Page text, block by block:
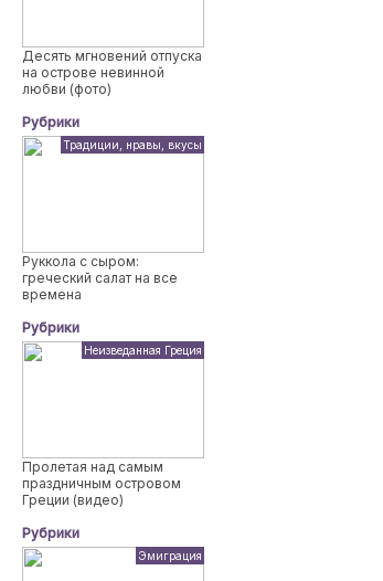
Десять мгновений отпуска
на острове невинной
любви (фото)
Рубрики
Традиции, нравы, вкусы
Руккола с сыром:
греческий салат на все
времена
Рубрики
Неизведанная Греция
Пролетая над самым
праздничным островом
Греции (видео)
Рубрики
Эмиграция